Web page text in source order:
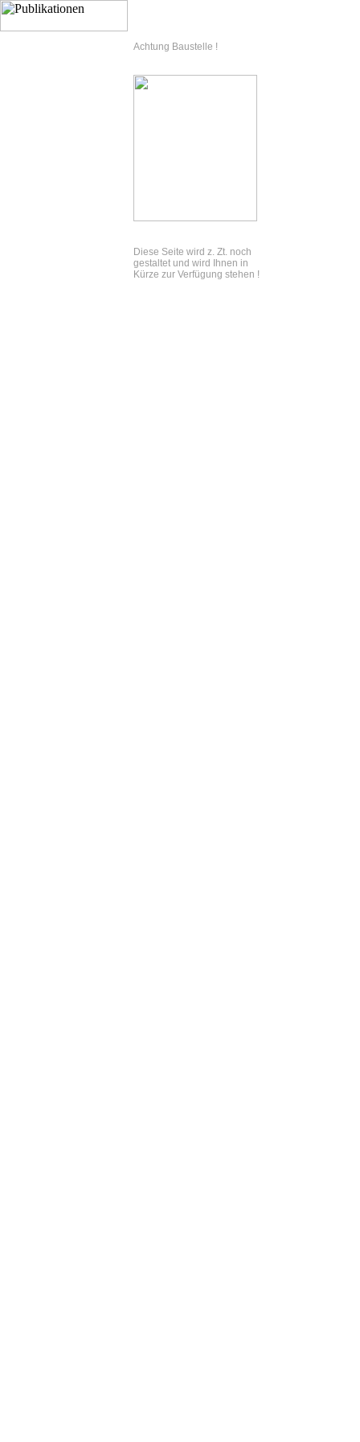
Achtung Baustelle !
Diese Seite wird z. Zt. noch
gestaltet und wird Ihnen in
Kürze zur Verfügung stehen !